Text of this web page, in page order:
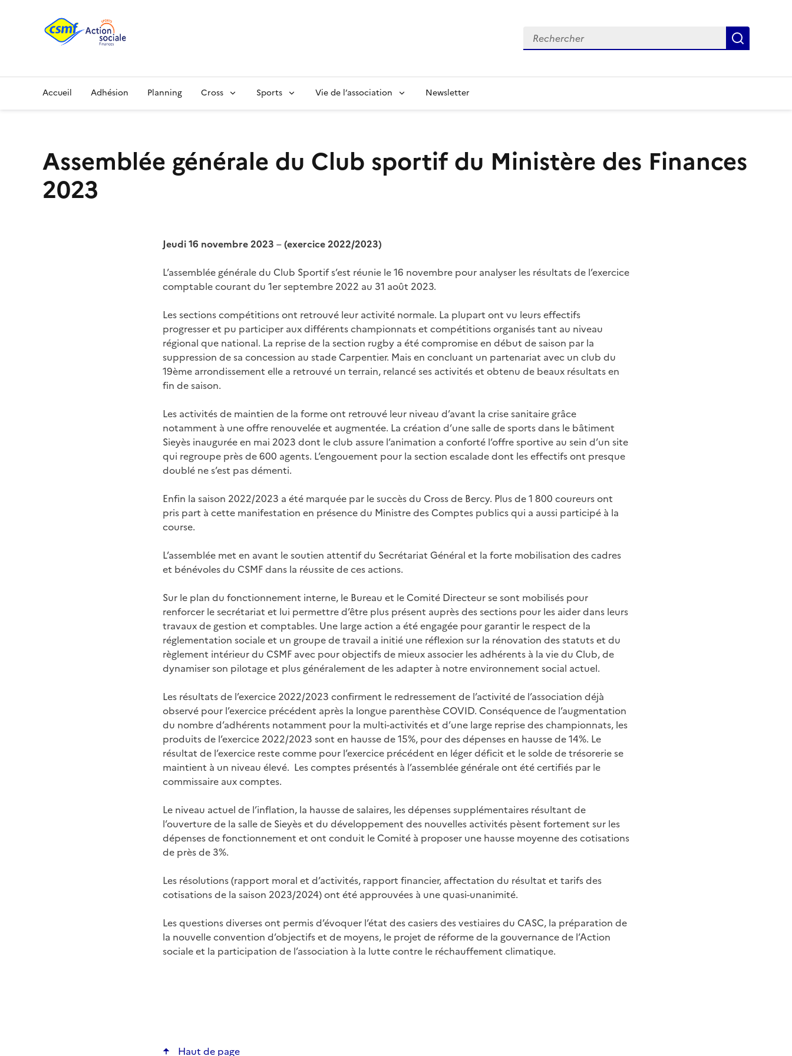
Rechercher
Accueil Adhésion Planning Cross Sports Vie de l’association Newsletter
Assemblée générale du Club sportif du Ministère des Finances
2023
Jeudi 16 novembre 2023 –(exercice 2022/2023)
L’assemblée générale du Club Sportif s’est réunie le 16 novembre pour analyser les résultats de l’exercice
comptable courant du 1er septembre 2022 au 31 août 2023.
Les sections compétitions ont retrouvé leur activité normale. La plupart ont vu leurs effectifs
progresser et pu participer aux différents championnats et compétitions organisés tant au niveau
régional que national. La reprise de la section rugby a été compromise en début de saison par la
suppression de sa concession au stade Carpentier. Mais en concluant un partenariat avec un club du
19ème arrondissement elle a retrouvé un terrain, relancé ses activités et obtenu de beaux résultats en
fin de saison.
Les activités de maintien de la forme ont retrouvé leur niveau d’avant la crise sanitaire grâce
notamment à une offre renouvelée et augmentée. La création d’une salle de sports dans le bâtiment
Sieyès inaugurée en mai 2023 dont le club assure l’animation a conforté l’offre sportive au sein d’un site
qui regroupe près de 600 agents. L’engouement pour la section escalade dont les effectifs ont presque
doublé ne s’est pas démenti.
Enfin la saison 2022/2023 a été marquée par le succès du Cross de Bercy. Plus de 1 800 coureurs ont
pris part à cette manifestation en présence du Ministre des Comptes publics qui a aussi participé à la
course.
L’assemblée met en avant le soutien attentif du Secrétariat Général et la forte mobilisation des cadres
et bénévoles du CSMF dans la réussite de ces actions.
Sur le plan du fonctionnement interne, le Bureau et le Comité Directeur se sont mobilisés pour
renforcer le secrétariat et lui permettre d’être plus présent auprès des sections pour les aider dans leurs
travaux de gestion et comptables. Une large action a été engagée pour garantir le respect de la
réglementation sociale et un groupe de travail a initié une réflexion sur la rénovation des statuts et du
règlement intérieur du CSMF avec pour objectifs de mieux associer les adhérents à la vie du Club, de
dynamiser son pilotage et plus généralement de les adapter à notre environnement social actuel.
Les résultats de l’exercice 2022/2023 confirment le redressement de l’activité de l’association déjà
observé pour l’exercice précédent après la longue parenthèse COVID. Conséquence de l’augmentation
du nombre d’adhérents notamment pour la multi-activités et d’une large reprise des championnats, les
produits de l’exercice 2022/2023 sont en hausse de 15%, pour des dépenses en hausse de 14%. Le
résultat de l’exercice reste comme pour l’exercice précédent en léger déficit et le solde de trésorerie se
maintient à un niveau élevé. Les comptes présentés à l’assemblée générale ont été certifiés par le
commissaire aux comptes.
Le niveau actuel de l’inflation, la hausse de salaires, les dépenses supplémentaires résultant de
l’ouverture de la salle de Sieyès et du développement des nouvelles activités pèsent fortement sur les
dépenses de fonctionnement et ont conduit le Comité à proposer une hausse moyenne des cotisations
de près de 3%.
Les résolutions (rapport moral et d’activités, rapport financier, affectation du résultat et tarifs des
cotisations de la saison 2023/2024) ont été approuvées à une quasi-unanimité.
Les questions diverses ont permis d’évoquer l’état des casiers des vestiaires du CASC, la préparation de
la nouvelle convention d’objectifs et de moyens, le projet de réforme de la gouvernance de l’Action
sociale et la participation de l’association à la lutte contre le réchauffement climatique.
Haut de page